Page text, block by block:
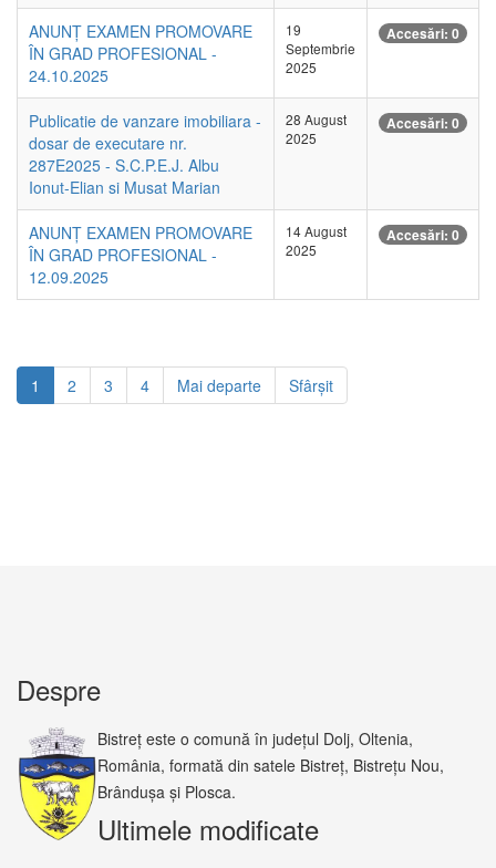
ANUNȚ EXAMEN PROMOVARE
ÎN GRAD PROFESIONAL -
24.10.2025
19
Septembrie
2025
Accesări: 0
Publicatie de vanzare imobiliara -
dosar de executare nr.
287E2025 - S.C.P.E.J. Albu
Ionut-Elian si Musat Marian
28 August
2025
Accesări: 0
ANUNȚ EXAMEN PROMOVARE
ÎN GRAD PROFESIONAL -
12.09.2025
14 August
2025
Accesări: 0
1 2 3 4 Mai departe Sfârșit
Despre
Bistreț este o comună în județul Dolj, Oltenia,
România, formată din satele Bistreț, Bistrețu Nou,
Brândușa și Plosca.
Ultimele modificate